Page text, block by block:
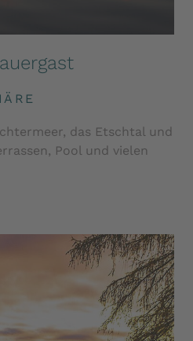
das Etschtal und
Pool und vielen